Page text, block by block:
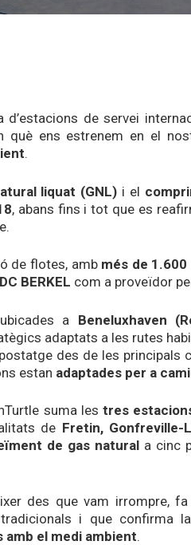
d’estacions de servei
què ens estrenem en el
.
liquat (GNL) i el
, abans fins i tot que es
de flotes, amb més de 1.600
DC BERKEL com a proveïdor
a Beneluxhaven
adaptats a les rutes
des de les principals
estan adaptades per a
suma les tres
de Fretin, Gonfreville-
de gas natural a cinc
des que vam irrompre,
i que confirma
el medi ambient.